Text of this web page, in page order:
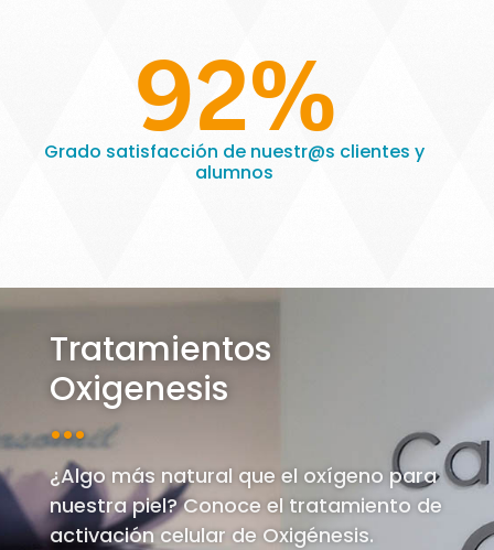
92%
Grado satisfacción de nuestr@s clientes y
alumnos
Tratamientos
Oxigenesis
···
¿Algo más natural que el oxígeno para
nuestra piel? Conoce el tratamiento de
activación celular de Oxigénesis.